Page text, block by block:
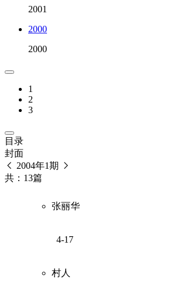
2001
2000
2000
1
2
3
目录
封面
2004年1期
共：13篇
张丽华
4-17
村人